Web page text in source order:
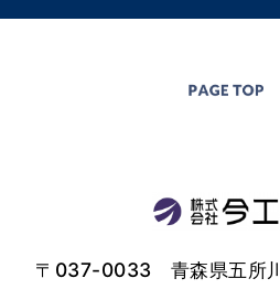
〒037-0033 青森県五所